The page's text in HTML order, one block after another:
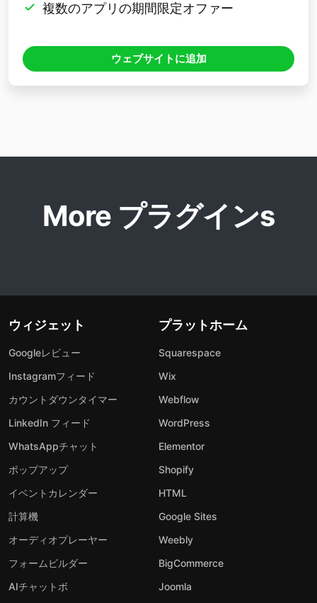
複数のアプリの期間限定オファー
ウェブサイトに追加
More プラグインs
ウィジェット
Googleレビュー
Instagramフィード
カウントダウンタイマー
LinkedIn フィード
WhatsAppチャット
ポップアップ
イベントカレンダー
計算機
オーディオプレーヤー
フォームビルダー
AIチャットボ
プラットホーム
Squarespace
Wix
Webflow
WordPress
Elementor
Shopify
HTML
Google Sites
Weebly
BigCommerce
Joomla